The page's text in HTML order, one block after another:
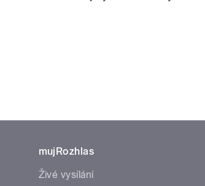
mujRozhlas
Živé vysílání